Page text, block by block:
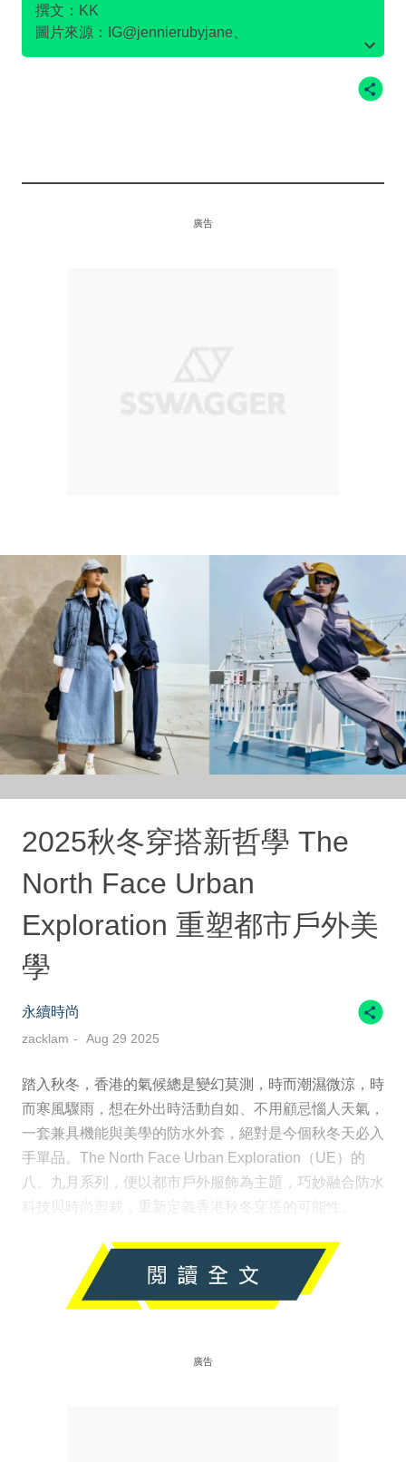
撰文：KK
圖片來源：IG@jennierubyjane、
IG@vousmevoyez、IG@ireneisgood、
廣告
2025秋冬穿搭新哲學 The
North Face Urban
Exploration 重塑都市戶外美
學
永續時尚
zacklam Aug 29 2025
踏入秋冬，香港的氣候總是變幻莫測，時而潮濕微涼，時
而寒風驟雨，想在外出時活動自如、不用顧忌惱人天氣，
一套兼具機能與美學的防水外套，絕對是今個秋冬天必入
手單品。The North Face Urban Exploration（UE）的
八、九月系列，便以都市戶外服飾為主題，巧妙融合防水
科技與時尚剪裁，重新定義香港秋冬穿搭的可能性。
廣告